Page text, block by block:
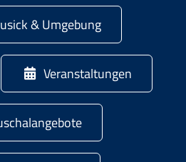
& Umgebung
Veranstaltungen